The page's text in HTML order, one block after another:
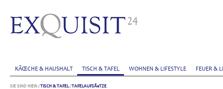
KÃŒCHE & HAUSHALT TISCH & TAFEL WOHNEN & LIFESTYLE FEUER &
SIE SIND HIER: /TISCH & TAFEL/TAFELAUFSÃ€TZE